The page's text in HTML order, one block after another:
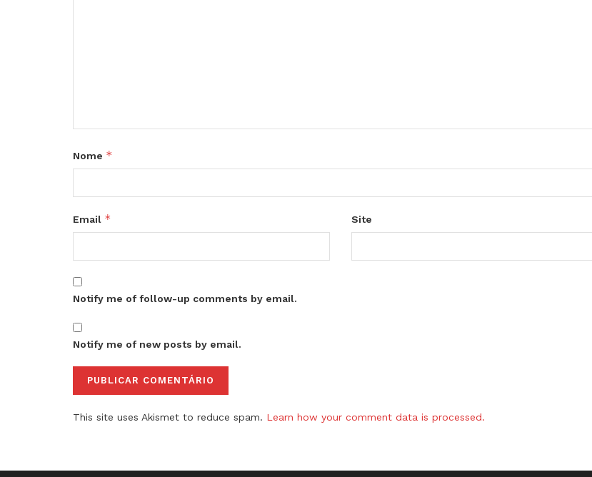
Nome *
Email * Site
Notify me of follow-up comments by email.
Notify me of new posts by email.
This site uses Akismet to reduce spam. Learn how your comment data is processed.